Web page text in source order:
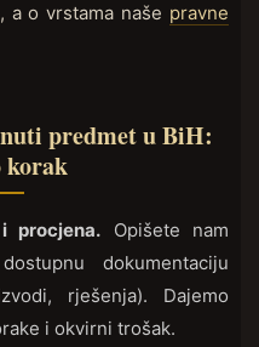
, a o vrstama naše pravne
predmet u BiH:
korak
procjena. Opišete nam
dokumentaciju
rješenja). Dajemo
i okvirni trošak.